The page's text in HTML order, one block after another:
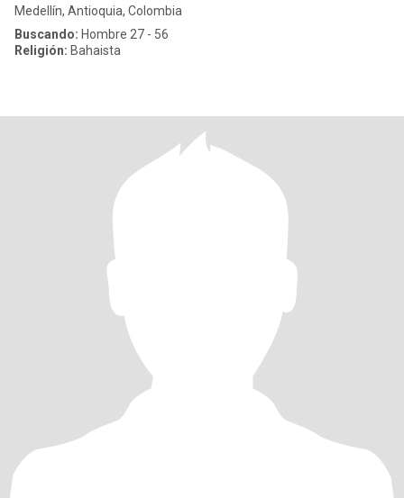
Medellín, Antioquia, Colombia
Buscando: Hombre 27 - 56
Religión: Bahaista